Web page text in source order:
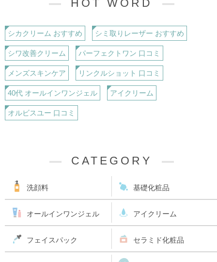
HOT WORD
シカクリーム おすすめ シミ取りレーザー おすすめ
シワ改善クリーム パーフェクトワン 口コミ
メンズスキンケア リンクルショット 口コミ
40代 オールインワンジェル アイクリーム
オルビスユー 口コミ
CATEGORY
洗顔料 基礎化粧品
オールインワンジェル アイクリーム
フェイスパック セラミド化粧品